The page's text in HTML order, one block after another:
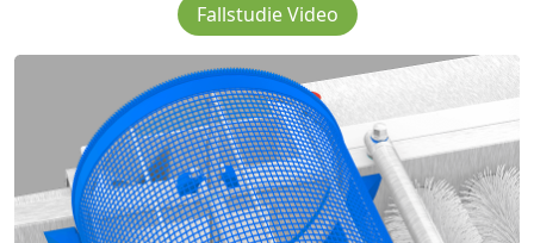
Fallstudie Video